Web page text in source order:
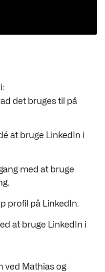
det bruges til på
at bruge LinkedIn i
med at bruge
profil på LinkedIn.
at bruge LinkedIn i
ved Mathias og